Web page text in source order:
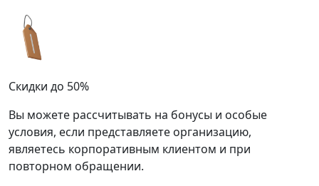
Скидки до 50%
Вы можете рассчитывать на бонусы и особые
условия, если представляете организацию,
являетесь корпоративным клиентом и при
повторном обращении.